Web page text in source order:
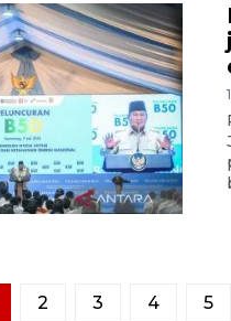
2 3 4 5